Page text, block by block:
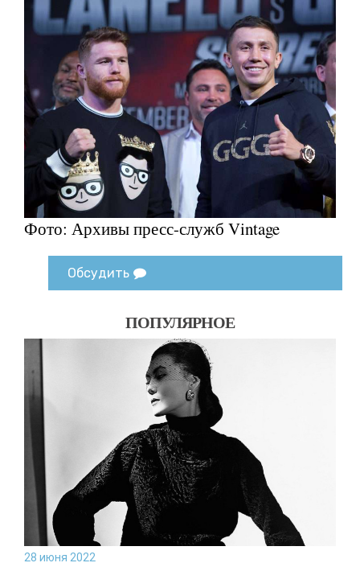
Фото: Архивы пресс-служб Vintage
Обсудить
ПОПУЛЯРНОЕ
28 июня 2022